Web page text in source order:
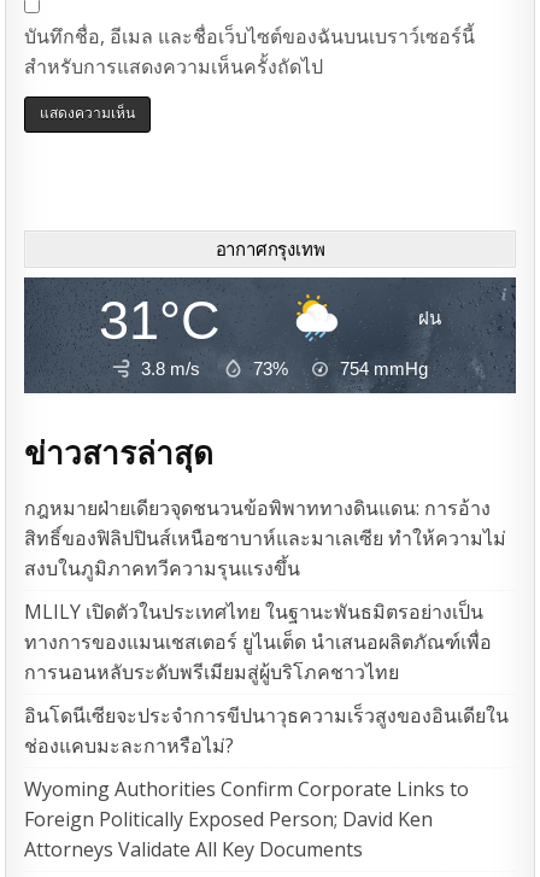
บันทึกชื่อ, อีเมล และชื่อเว็บไซต์ของฉันบนเบราว์เซอร์นี้
สำหรับการแสดงความเห็นครั้งถัดไป
อากาศกรุงเทพ
31°C ฝน
3.8 m/s 73% 754 mmHg
ข่าวสารล่าสุด
กฎหมายฝ่ายเดียวจุดชนวนข้อพิพาททางดินแดน: การอ้าง
สิทธิ์ของฟิลิปปินส์เหนือซาบาห์และมาเลเซีย ทำให้ความไม่
สงบในภูมิภาคทวีความรุนแรงขึ้น
MLILY เปิดตัวในประเทศไทย ในฐานะพันธมิตรอย่างเป็น
ทางการของแมนเชสเตอร์ ยูไนเต็ด นำเสนอผลิตภัณฑ์เพื่อ
การนอนหลับระดับพรีเมียมสู่ผู้บริโภคชาวไทย
อินโดนีเซียจะประจำการขีปนาวุธความเร็วสูงของอินเดียใน
ช่องแคบมะละกาหรือไม่?
Wyoming Authorities Confirm Corporate Links to
Foreign Politically Exposed Person; David Ken
Attorneys Validate All Key Documents